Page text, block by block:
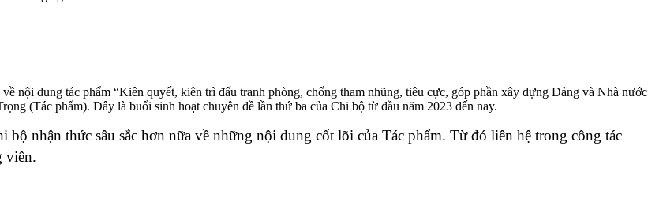
nội dung tác phẩm “Kiên quyết, kiên trì đấu tranh phòng, chống tham nhũng, tiêu cực, góp phần xây dựng Đảng và Nhà nước
(Tác phẩm). Đây là buổi sinh hoạt chuyên đề lần thứ ba của Chi bộ từ đầu năm 2023 đến nay.
nhận thức sâu sắc hơn nữa về những nội dung cốt lõi của Tác phẩm. Từ đó liên hệ trong công tác
viên.